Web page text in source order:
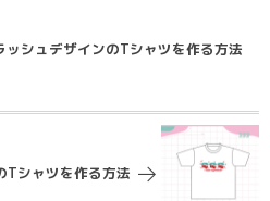
ッシュデザインのTシャツを作る方法
Tシャツを作る方法